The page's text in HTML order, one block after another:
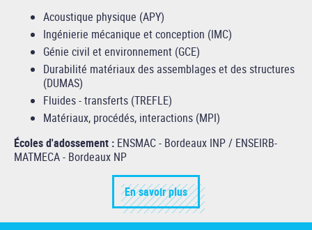
Acoustique physique (APY)
Ingénierie mécanique et conception (IMC)
Génie civil et environnement (GCE)
Durabilité matériaux des assemblages et des structures
(DUMAS)
Fluides - transferts (TREFLE)
Matériaux, procédés, interactions (MPI)
Écoles d'adossement : ENSMAC - Bordeaux INP / ENSEIRB-
MATMECA - Bordeaux NP
En savoir plus